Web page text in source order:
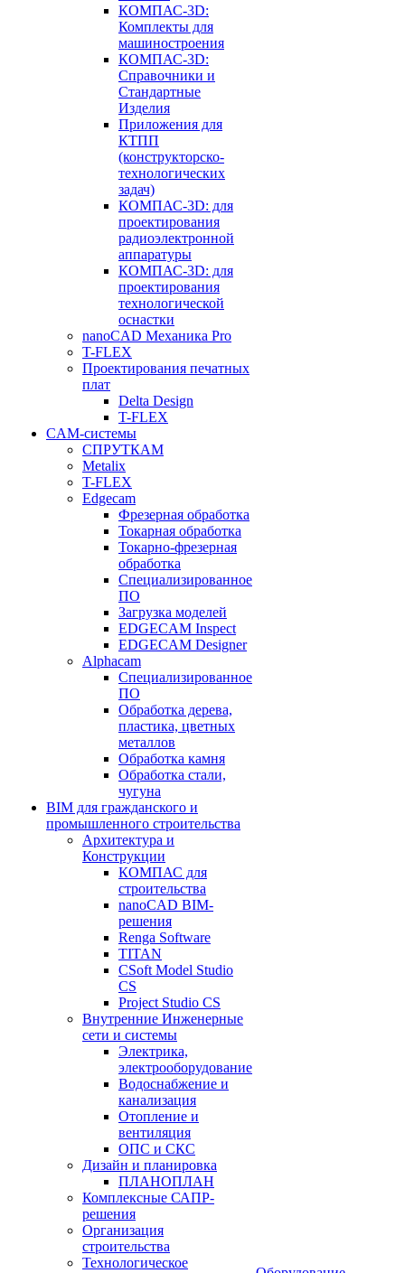
КОМПАС-3D:
Комплекты для
машиностроения
КОМПАС-3D:
Справочники и
Стандартные
Изделия
Приложения для
КТПП
(конструкторско-
технологических
задач)
КОМПАС-3D: для
проектирования
радиоэлектронной
аппаратуры
КОМПАС-3D: для
проектирования
технологической
оснастки
nanoCAD Механика Pro
T-FLEX
Проектирования печатных
плат
Delta Design
T-FLEX
CAM-системы
СПРУТКAM
Metalix
T-FLEX
Edgecam
Фрезерная обработка
Токарная обработка
Токарно-фрезерная
обработка
Специализированное
ПО
Загрузка моделей
EDGECAM Inspect
EDGECAM Designer
Alphacam
Специализированное
ПО
Обработка дерева,
пластика, цветных
металлов
Обработка камня
Обработка стали,
чугуна
BIM для гражданского и
промышленного строительства
Архитектура и
Конструкции
КОМПАС для
строительства
nanoCAD BIM-
решения
Renga Software
TITAN
CSoft Model Studio
CS
Project Studio CS
Внутренние Инженерные
сети и системы
Электрика,
электрооборудование
Водоснабжение и
канализация
Отопление и
вентиляция
ОПС и СКС
Дизайн и планировка
ПЛАНОПЛАН
Комплексные САПР-
решения
Организация
строительства
Технологическое